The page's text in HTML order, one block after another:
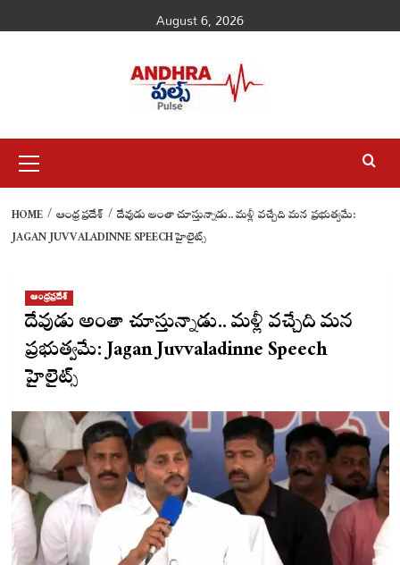
to
August 6, 2026
Menu
HOME ఆంధ్రప్రదేశ్
దేవుడు అంతా చూస్తున్నాడు.. మళ్లీ వచ్చేది మన ప్రభుత్వమే:
JAGAN JUVVALADINNE SPEECH హైలైట్స్
ఆంధ్రప్రదేశ్
దేవుడు అంతా చూస్తున్నాడు.. మళ్లీ వచ్చేది మన
ప్రభుత్వమే: Jagan Juvvaladinne Speech
హైలైట్స్